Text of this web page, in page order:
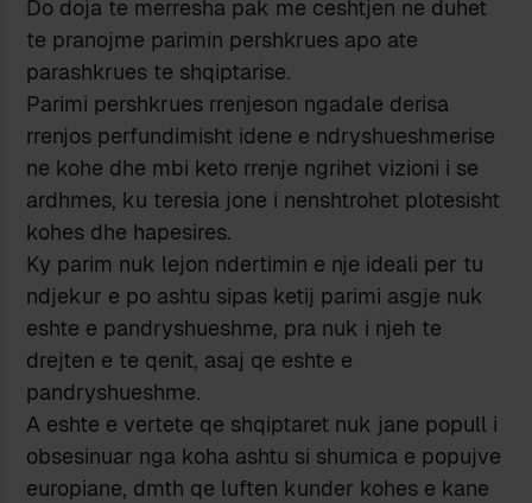
Do doja te merresha pak me ceshtjen ne duhet
te pranojme parimin pershkrues apo ate
parashkrues te shqiptarise.
Parimi pershkrues rrenjeson ngadale derisa
rrenjos perfundimisht idene e ndryshueshmerise
ne kohe dhe mbi keto rrenje ngrihet vizioni i se
ardhmes, ku teresia jone i nenshtrohet plotesisht
kohes dhe hapesires.
Ky parim nuk lejon ndertimin e nje ideali per tu
ndjekur e po ashtu sipas ketij parimi asgje nuk
eshte e pandryshueshme, pra nuk i njeh te
drejten e te qenit, asaj qe eshte e
pandryshueshme.
A eshte e vertete qe shqiptaret nuk jane popull i
obsesinuar nga koha ashtu si shumica e popujve
europiane, dmth qe luften kunder kohes e kane